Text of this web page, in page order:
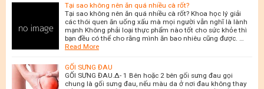
Tại sao không nên ăn quá nhiều cà rốt?
Tại sao không nên ăn quá nhiều cà rốt? Khoa học lý giải
các thói quen ăn uống xấu mà mọi người vẫn nghĩ là lành
mạnh Không phải loại thực phẩm nào tốt cho sức khỏe thì
bạn đều có thể cho rằng mình ăn bao nhiêu cũng được. …
Read More
GỐI SƯNG ĐAU
GỐI SƯNG ĐAU.∆- 1 Bên hoặc 2 bên gối sưng đau gọi
chung là gối sưng đau, nếu màu da ở nơi đau không thay